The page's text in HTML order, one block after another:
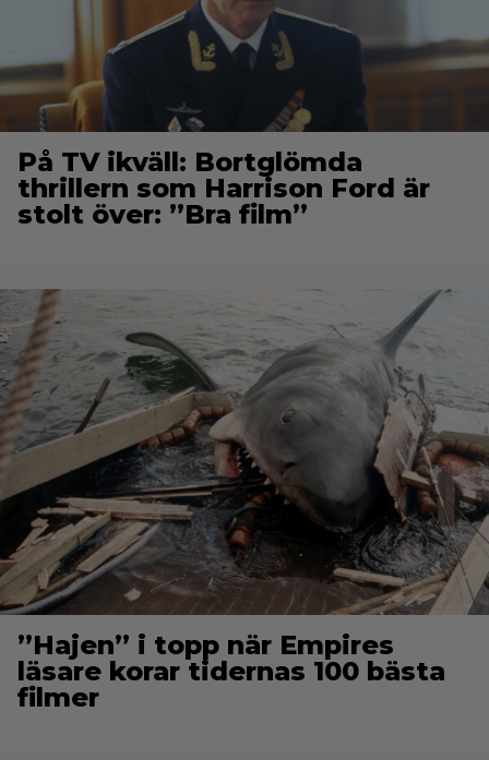
På TV ikväll: Bortglömda
thrillern som Harrison Ford är
stolt över: ”Bra film”
”Hajen” i topp när Empires
läsare korar tidernas 100 bästa
filmer